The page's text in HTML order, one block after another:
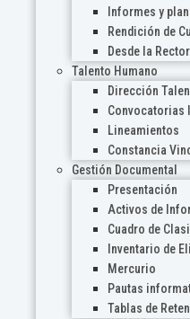
Informes y
Rendición de
Desde la
Talento Humano
Dirección
Convocatorias
Lineamientos
Constancia
Gestión Documental
Presentación
Activos de
Cuadro de
Inventario de
Mercurio
Pautas
Tablas de